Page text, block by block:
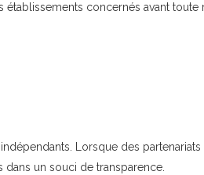
concernés avant toute
Lorsque des
dans un souci de transparence.